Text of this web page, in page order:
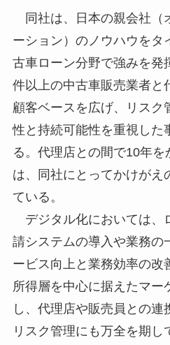
同社は、日本の親会社（
ーション）のノウハウをタ
古車ローン分野で強みを発
件以上の中古車販売業者と
顧客ベースを広げ、リスク
性と持続可能性を重視した
る。代理店との間で10年
は、同社にとってかけがえ
ている。
デジタル化においては、
請システムの導入や業務の
ービス向上と業務効率の改
所得層を中心に据えたマー
し、代理店や販売員との連
リスク管理にも万全を期し